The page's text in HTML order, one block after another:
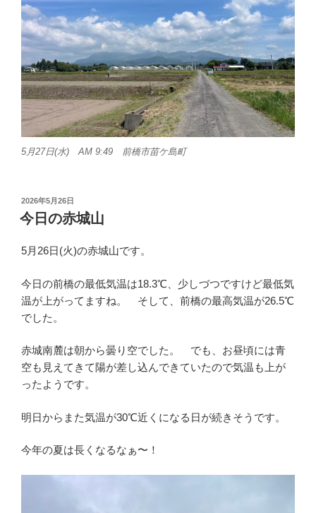
5月27日(水) AM 9:49 前橋市苗ケ島町
投
稿
日:
2026年5月26日
今日の赤城山
5月26日(火)の赤城山です。
今日の前橋の最低気温は18.3℃、少しづつですけど最低気
温が上がってますね。 そして、前橋の最高気温が26.5℃
でした。
赤城南麓は朝から曇り空でした。 でも、お昼頃には青
空も見えてきて陽が差し込んできていたので気温も上が
ったようです。
明日からまた気温が30℃近くになる日が続きそうです。
今年の夏は長くなるなぁ〜！